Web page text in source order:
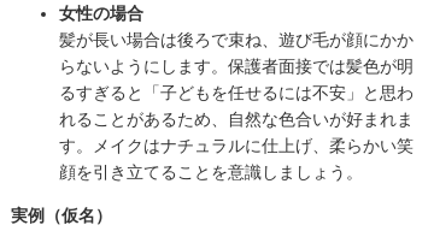
女性の場合
髪が長い場合は後ろで束ね、遊び毛が顔にかか
らないようにします。保護者面接では髪色が明
るすぎると「子どもを任せるには不安」と思わ
れることがあるため、自然な色合いが好まれま
す。メイクはナチュラルに仕上げ、柔らかい笑
顔を引き立てることを意識しましょう。
実例（仮名）